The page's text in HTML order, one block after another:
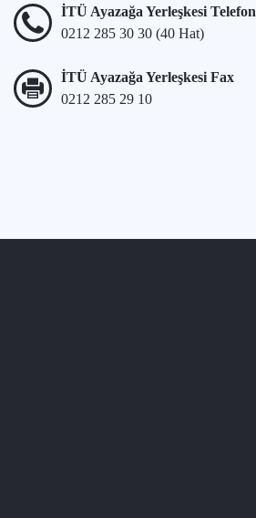
İTÜ Ayazağa Yerleşkesi Telefon
0212 285 30 30 (40 Hat)
İTÜ Ayazağa Yerleşkesi Fax
0212 285 29 10